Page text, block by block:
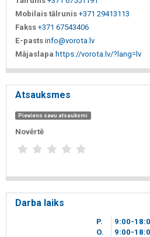
Mobilais tālrunis +371 29413113
Fakss +371 67543406
E-pasts info@vorota.lv
Mājaslapa https://vorota.lv/?lang=lv
Atsauksmes
Pievieno savu atsauksmi
Novērtē
Darba laiks
P. 9 00-18
O.
9 00-18